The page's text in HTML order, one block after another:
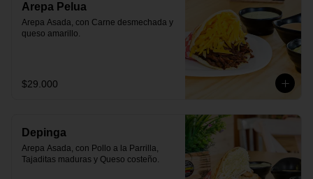
Arepa Pelua
Arepa Asada, con Carne desmechada y
queso amarillo.
$29.000
Depinga
Arepa Asada, con Pollo a la Parrilla,
Tajaditas maduras y Queso costeño.